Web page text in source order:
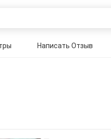
Написать Отзыв